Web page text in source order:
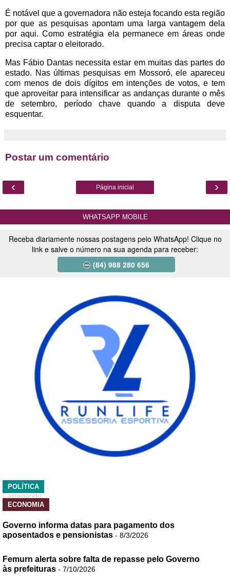
É notável que a governadora não esteja focando esta região
por que as pesquisas apontam uma larga vantagem dela
por aqui. Como estratégia ela permanece em áreas onde
precisa captar o eleitorado.
Mas Fábio Dantas necessita estar em muitas das partes do
estado. Nas últimas pesquisas em Mossoró, ele apareceu
com menos de dois dígitos em intenções de votos, e tem
que aproveitar para intensificar as andanças durante o mês
de setembro, período chave quando a disputa deve
esquentar.
Postar um comentário
‹ ›
Página inicial
WHATSAPP MOBILE
Receba diariamente nossas postagens pelo WhatsApp! Clique no
link e salve o número na sua agenda para receber:
(84) 988 280 656
POLÍTICA
Carregando...
ECONOMIA
Governo informa datas para pagamento dos
aposentados e pensionistas - 8/3/2026
Femurn alerta sobre falta de repasse pelo Governo
às prefeituras - 7/10/2026